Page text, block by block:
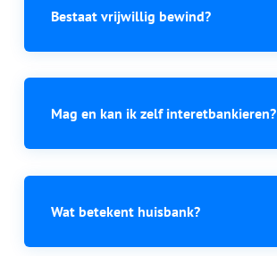
Bestaat vrijwillig bewind?
Mag en kan ik zelf interetbankieren?
Wat betekent huisbank?